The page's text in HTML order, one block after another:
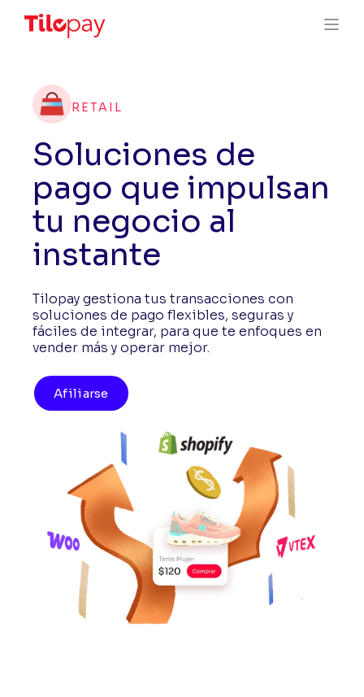
RETAIL
Soluciones de
pago que impulsan
tu negocio al
instante
Tilopay gestiona tus transacciones con
soluciones de pago flexibles, seguras y
fáciles de integrar, para que te enfoques en
vender más y operar mejor.
Afiliarse